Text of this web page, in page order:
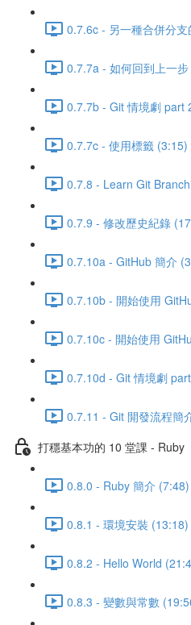
0.7.6c - 另一種合併分
0.7.7a - 如何回到上一
0.7.7b - Git 情境劇 part
0.7.7c - 使用標籤 (3:15)
0.7.8 - Learn Git
0.7.9 - 修改歷史紀錄
0.7.10a - GitHub 簡介
0.7.10b - 開始使用
0.7.10c - 開始使用
0.7.10d - Git 情境劇
0.7.11 - Git 開發流程簡
打穩基本功的 10 堂課 - Ruby
0.8.0 - Ruby 簡介 (7:48)
0.8.1 - 環境安裝 (13:18)
0.8.2 - Hello World
0.8.3 - 變數與常數